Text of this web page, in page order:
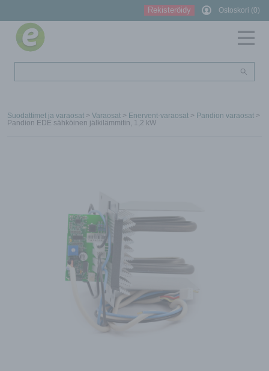
Rekisteröidy Ostoskori (0)
Suodattimet ja varaosat > Varaosat > Enervent-varaosat > Pandion varaosat >
Pandion EDE sähköinen jälkilämmitin, 1,2 kW